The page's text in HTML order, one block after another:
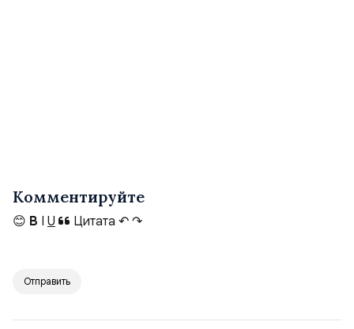
Комментируйте
😊 B I U Цитата ↶ ↷
Отправить